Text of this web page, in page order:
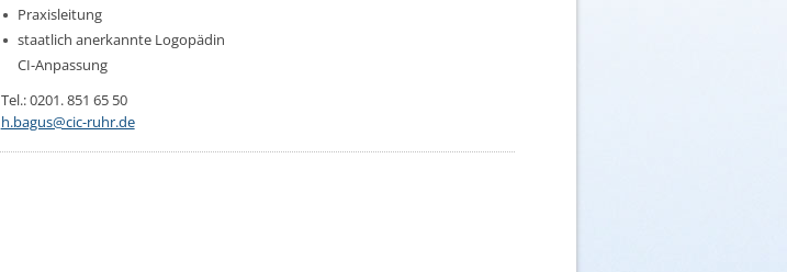
Pra­xis­lei­tung
staat­lich an­er­kann­te Lo­go­pä­din
CI-An­pas­sung
Tel.: 0201. 851 65 50
h.​bagus@​cic-ruhr.​de